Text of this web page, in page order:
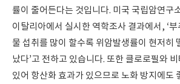
률이 줄어든다는 것입니다. 미국 국립암연구
이탈리아에서 실시한 역학조사 결과에서, ‘부
물 섭취를 많이 할수록 위암발생률이 현저히
났다’고 전하고 있습니다. 또한 클로로필와
있어 항산화 효과가 있으므로 노화 방지에도